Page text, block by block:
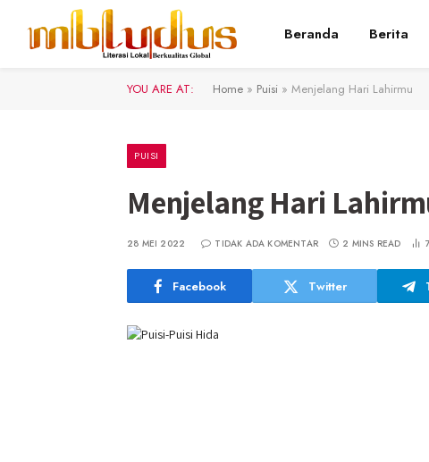
Beranda Berita
YOU ARE AT: Home » Puisi » Menjelang Hari Lahirmu
PUISI
Menjelang Hari
28 MEI 2022 TIDAK ADA KOMENTAR 2 MINS READ
Facebook Twitter